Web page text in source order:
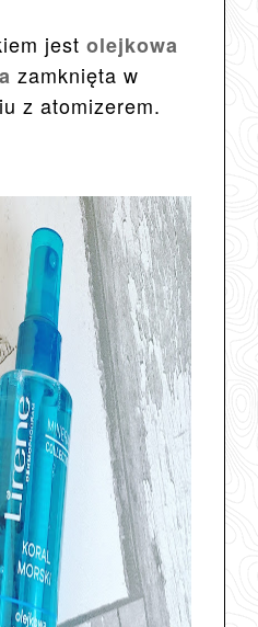
jestolejkowa
zamknięta w
z atomizerem.